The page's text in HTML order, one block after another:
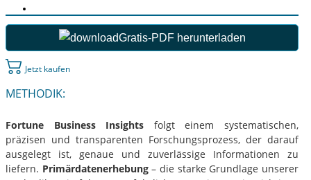
Gratis-PDF herunterladen
Jetzt kaufen
METHODIK:
Fortune Business Insights folgt einem systematischen,
präzisen und transparenten Forschungsprozess, der darauf
ausgelegt ist, genaue und zuverlässige Informationen zu
liefern. Primärdatenerhebung– die starke Grundlage unserer